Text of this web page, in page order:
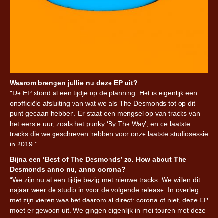
Waarom brengen jullie nu deze EP uit?
“De EP stond al een tijdje op de planning. Het is eigenlijk een
onofficiële afsluiting van wat we als The Desmonds tot op dit
punt gedaan hebben. Er staat een mengsel op van tracks van
het eerste uur, zoals het punky ‘By The Way’, en de laatste
tracks die we geschreven hebben voor onze laatste studiosessie
in 2019.”
Bijna een ‘Best of The Desmonds’ zo. How about The
Desmonds anno nu, anno corona?
“We zijn nu al een tijdje bezig met nieuwe tracks. We willen dit
najaar weer de studio in voor de volgende release. In overleg
met zijn vieren was het daarom al direct: corona of niet, deze EP
moet er gewoon uit. We gingen eigenlijk in mei touren met deze